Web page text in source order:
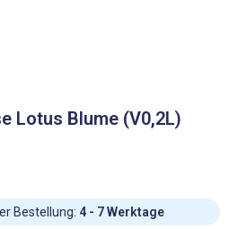
Lotus Blume (V0,2L)
Bestellung: 4 - 7 Werktage